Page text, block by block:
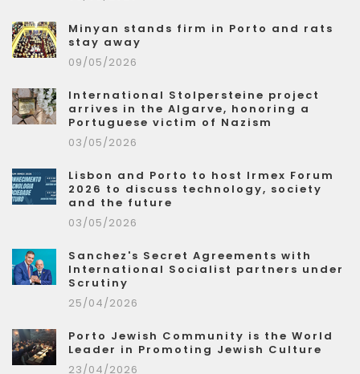
Minyan stands firm in Porto and rats
stay away
09/05/2026
International Stolpersteine project
arrives in the Algarve, honoring a
Portuguese victim of Nazism
03/05/2026
Lisbon and Porto to host Irmex Forum
2026 to discuss technology, society
and the future
03/05/2026
Sanchez's Secret Agreements with
International Socialist partners under
Scrutiny
25/04/2026
Porto Jewish Community is the World
Leader in Promoting Jewish Culture
23/04/2026